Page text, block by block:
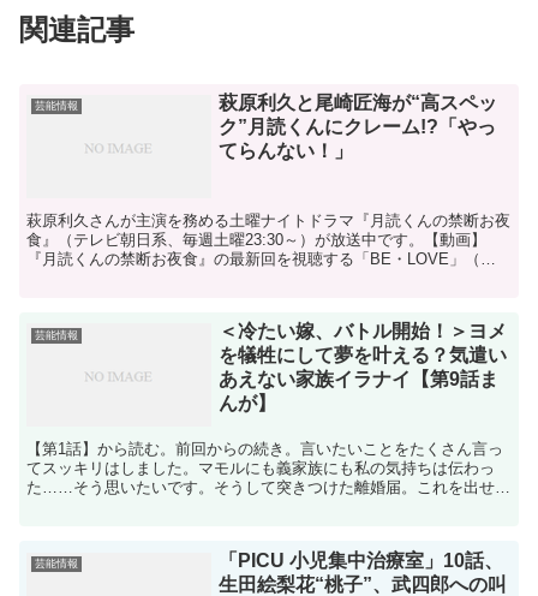
関連記事
芸能情報
萩原利久と尾崎匠海が“高スペッ
ク”月読くんにクレーム!?「やっ
てらんない！」
萩原利久さんが主演を務める土曜ナイトドラマ『月読くんの禁断お夜
食』（テレビ朝日系、毎週土曜23:30～）が放送中です。【動画】
『月読くんの禁断お夜食』の最新回を視聴する「BE・LOVE」（講
芸能情報
＜冷たい嫁、バトル開始！＞ヨメ
を犠牲にして夢を叶える？気遣い
あえない家族イラナイ【第9話ま
んが】
【第1話】から読む。前回からの続き。言いたいことをたくさん言っ
てスッキリはしました。マモルにも義家族にも私の気持ちは伝わっ
た……そう思いたいです。そうして突きつけた離婚届。これを出せ
芸能情報
「PICU 小児集中治療室」10話、
生田絵梨花“桃子”、武四郎への叫